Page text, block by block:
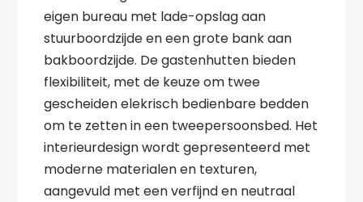
eigen bureau met lade-opslag aan
stuurboordzijde en een grote bank aan
bakboordzijde. De gastenhutten bieden
flexibiliteit, met de keuze om twee
gescheiden elekrisch bedienbare bedden
om te zetten in een tweepersoonsbed. Het
interieurdesign wordt gepresenteerd met
moderne materialen en texturen,
aangevuld met een verfijnd en neutraal